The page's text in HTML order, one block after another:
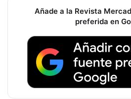
Añade a la Revista
preferida en